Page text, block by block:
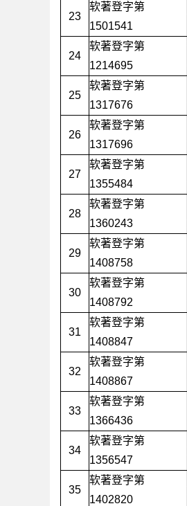
23
软著登字第
1501541
24
软著登字第
1214695
25
软著登字第
1317676
26
软著登字第
1317696
27
软著登字第
1355484
28
软著登字第
1360243
29
软著登字第
1408758
30
软著登字第
1408792
31
软著登字第
1408847
32
软著登字第
1408867
33
软著登字第
1366436
34
软著登字第
1356547
35
软著登字第
1402820